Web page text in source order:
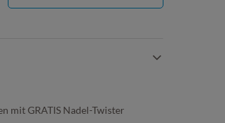
mit GRATIS Nadel-Twister